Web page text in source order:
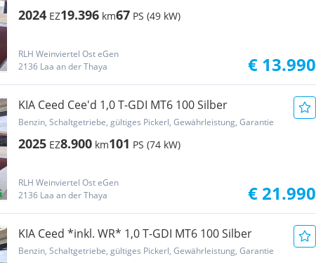
2024 EZ19.396 km67 PS (49 kW)
RLH Weinviertel Ost eGen
2136 Laa an der Thaya
€ 13.990
KIA Ceed Cee'd 1,0 T-GDI MT6 100 Silber
Benzin, Schaltgetriebe, gültiges Pickerl, Gewährleistung, Garantie
2025 EZ8.900 km101 PS (74 kW)
RLH Weinviertel Ost eGen
2136 Laa an der Thaya
€ 21.990
KIA Ceed *inkl. WR* 1,0 T-GDI MT6 100 Silber
Benzin, Schaltgetriebe, gültiges Pickerl, Gewährleistung, Garantie